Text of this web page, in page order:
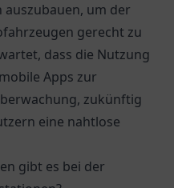
um der
gerecht zu
dass die Nutzung
Apps zur
zukünftig
eine nahtlose
gibt es bei der